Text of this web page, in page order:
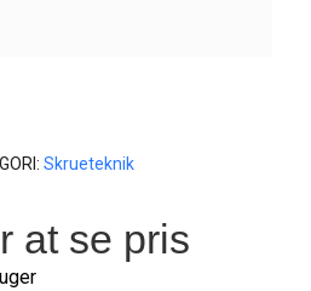
Skrueteknik
at se pris